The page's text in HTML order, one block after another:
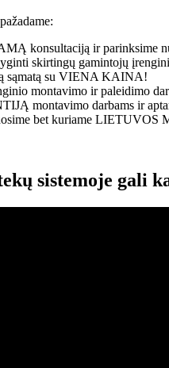
konsultaciją ir parinksime
skirtingų gamintojų
sąmatą su VIENA KAINA!
montavimo ir paleidimo
montavimo darbams ir
bet kuriame LIETUVOS
sistemoje gali